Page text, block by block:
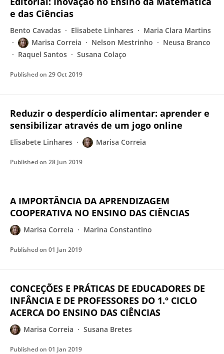
e das Ciências
Bento Cavadas Elisabete Linhares
Maria Clara Martins
Marisa Correia
Nelson Mestrinho
Neusa Branco
Raquel Santos
Susana Colaço
Published on 29 Oct 2019
Reduzir o desperdício alimentar: aprender e
sensibilizar através de um jogo online
Elisabete Linhares Marisa Correia
Published on 28 Jun 2019
A IMPORTÂNCIA DA APRENDIZAGEM
COOPERATIVA NO ENSINO DAS CIÊNCIAS
Marisa Correia Marina Constantino
Published on 01 Jan 2019
CONCEÇÕES E PRÁTICAS DE EDUCADORES DE
INFÂNCIA E DE PROFESSORES DO 1.º CICLO
ACERCA DO ENSINO DAS CIÊNCIAS
Marisa Correia Susana Bretes
Published on 01 Jan 2019